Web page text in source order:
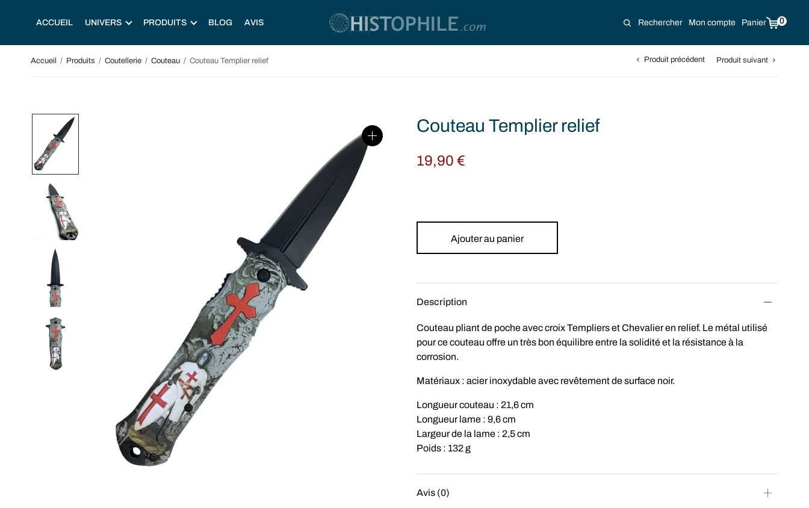
ACCUEIL UNIVERS PRODUITS BLOG AVIS Rechercher Mon compte Panier 0
Accueil / Produits / Coutellerie / Couteau / Couteau Templier relief Produit précédent Produit suivant
Couteau Templier relief
19,90€
Ajouter au panier
Description
Couteau pliant de poche avec croix Templiers et Chevalier en relief. Le métal utilisé
pour ce couteau offre un très bon équilibre entre la solidité et la résistance à la
corrosion.
Matériaux : acier inoxydable avec revêtement de surface noir.
Longueur couteau : 21,6 cm
Longueur lame : 9,6 cm
Largeur de la lame : 2,5 cm
Poids : 132 g
Avis (0)